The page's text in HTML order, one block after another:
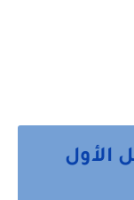
الأول